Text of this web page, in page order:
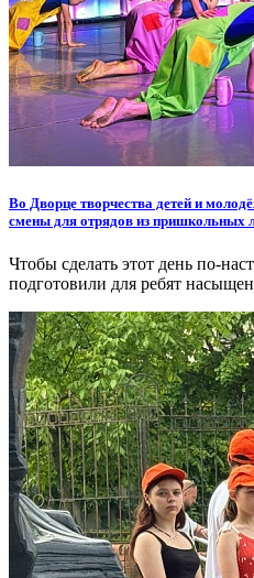
Во Дворце творчества детей и
смены для отрядов из пришкольных
Чтобы сделать этот день по-
подготовили для ребят